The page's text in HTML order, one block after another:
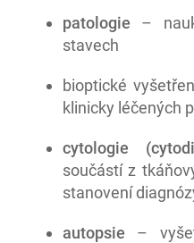
patologie
–
stavech
bioptické
klinicky léčených
cytologie
součástí z
stanovení
autopsie –